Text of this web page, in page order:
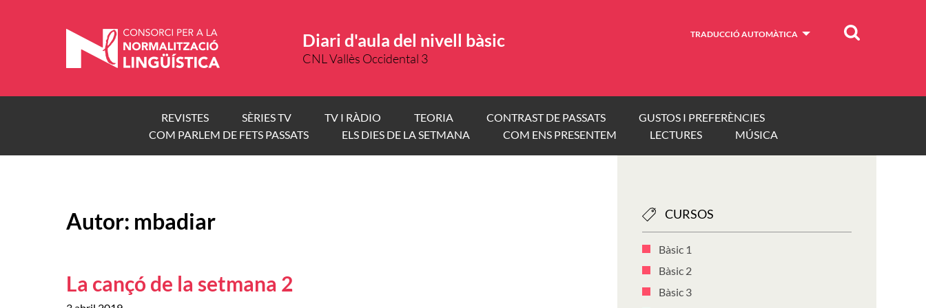
Diari d'aula del nivell bàsic
CNL Vallès Occidental 3
TRADUCCIÓ AUTOMÀTICA Cercar
REVISTES SÈRIES TV TV I RÀDIO TEORIA CONTRAST DE PASSATS
GUSTOS I PREFERÈNCIES
COM PARLEM DE FETS PASSATS
ELS DIES DE LA SETMANA COM ENS PRESENTEM LECTURES MÚSICA
Autor: mbadiar
La cançó de la setmana 2
CURSOS
Bàsic 1
Bàsic 2
Bàsic 3